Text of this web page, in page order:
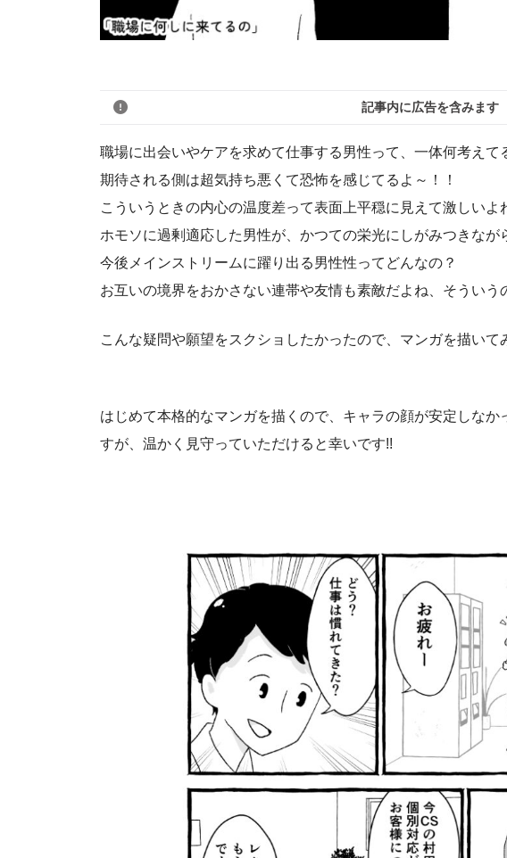
記事内に広告を含みます
職場に出会いやケアを求めて仕事する男性って、一体何考えて
期待される側は超気持ち悪くて恐怖を感じてるよ～！！
こういうときの内心の温度差って表面上平穏に見えて激しいよ
ホモソに過剰適応した男性が、かつての栄光にしがみつきなが
今後メインストリームに躍り出る男性性ってどんなの？
お互いの境界をおかさない連帯や友情も素敵だよね、そういう
こんな疑問や願望をスクショしたかったので、マンガを描いて
はじめて本格的なマンガを描くので、キャラの顔が安定しな
すが、温かく見守っていただけると幸いです!!